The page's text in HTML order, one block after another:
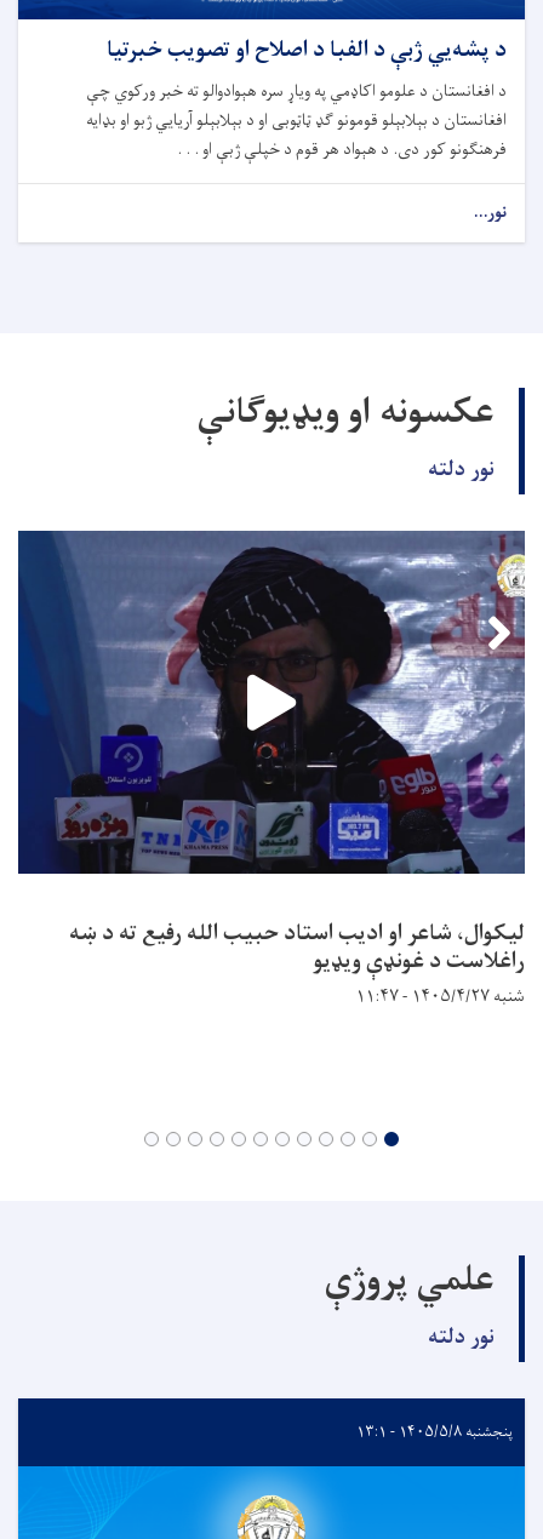
د پشه‌یي ژبې د الفبا د اصلاح او تصویب خبرتیا
د افغانستان د علومو اکاډمي په ویاړ سره هېوادوالو ته خبر ورکوي چې
افغانستان د بېلابېلو قومونو ګډ ټاټوبی او د بېلابېلو آریایي ژبو او بډایه
فرهنګونو کور دی. د هېواد هر قوم د خپلې ژبې او . . .
نور...
عکسونه او ویډیوګانې
نور دلته
لیکوال، شاعر او ادیب استاد حبیب الله رفیع ته د ښه
راغلاست د غونډې ویډیو
شنبه ۱۴۰۵/۴/۲۷ - ۱۱:۴۷
علمي پروژې
نور دلته
پنجشنبه ۱۴۰۵/۵/۸ - ۱۳:۱